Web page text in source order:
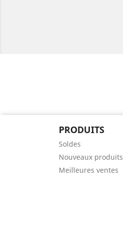
PRODUITS
Soldes
Nouveaux produits
Meilleures ventes